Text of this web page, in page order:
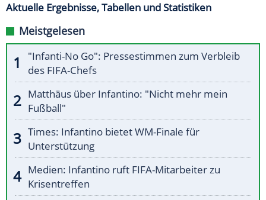
Aktuelle Ergebnisse, Tabellen und Statistiken
Meistgelesen
"Infanti-No Go": Pressestimmen zum Verbleib
des FIFA-Chefs
Matthäus über Infantino: "Nicht mehr mein
Fußball"
Times: Infantino bietet WM-Finale für
Unterstützung
Medien: Infantino ruft FIFA-Mitarbeiter zu
Krisentreffen